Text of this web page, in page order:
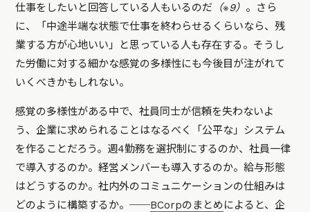
仕事をしたいと回答している人もいるのだ （※9） 。さら
に、「中途半端な状態で仕事を終わらせるくらいなら、残
業する方が心地いい」と思っている人も存在する。そうし
た労働に対する細かな感覚の多様性にも今後目が注がれて
いくべきかもしれない。
感覚の多様性がある中で、社員同士が信頼を失わないよ
う、企業に求められることはなるべく「公平な」システム
を作ることだろう。週4勤務を選択制にするのか、社員一律
で導入するのか。経営メンバーも導入するのか。給与形態
はどうするのか。社内外のコミュニケーションの仕組みは
どのように構築するか。──BCorpのまとめによると、企